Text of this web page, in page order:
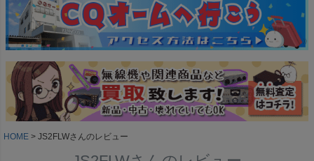
HOME JS2FLWさんのレビュー